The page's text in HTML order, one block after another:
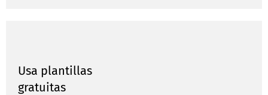
Usa plantillas
gratuitas